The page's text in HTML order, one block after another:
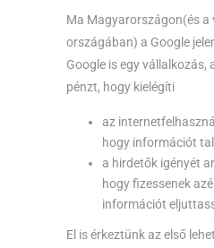
Ma Magyarországon(és a
országában) a Google
Google is egy vállalkozás,
pénzt, hogy kielégíti
az
hogy információt
a hirdetők igényét
hogy fizessenek
információt
El is érkeztünk az első